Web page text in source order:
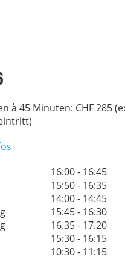
à 45 Minuten: CHF 285
16:00 - 16:45
15:50 - 16:35
14:00 - 14:45
15:45 - 16:30
16.35 - 17.20
15:30 - 16:15
10:30 - 11:15